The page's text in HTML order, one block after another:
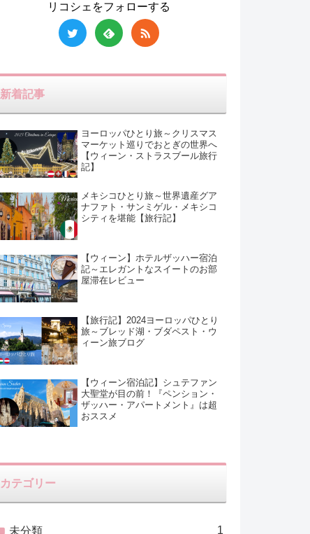
リコシェをフォローする
新着記事
ヨーロッパひとり旅～クリスマス
マーケット巡りでおとぎの世界へ
【ウィーン・ストラスブール旅行
記】
メキシコひとり旅～世界遺産グア
ナファト・サンミゲル・メキシコ
シティを堪能【旅行記】
【ウィーン】ホテルザッハー宿泊
記～エレガントなスイートのお部
屋滞在レビュー
【旅行記】2024ヨーロッパひとり
旅～ブレッド湖・ブダペスト・ウ
ィーン旅ブログ
【ウィーン宿泊記】シュテファン
大聖堂が目の前！『ペンション・
ザッハー・アパートメント』は超
おススメ
カテゴリー
未分類 1